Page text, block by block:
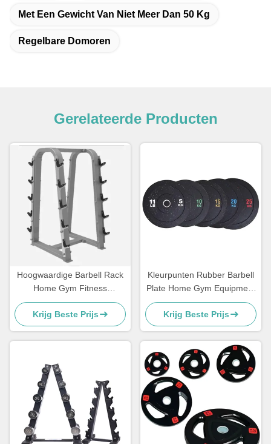
Met Een Gewicht Van Niet Meer Dan 50 Kg
Regelbare Domoren
Gerelateerde Producten
Hoogwaardige Barbell Rack
Home Gym Fitness
Equipment Oefening Spieren
Krijg Beste Prijs
Kleurpunten Rubber Barbell
Plate Home Gym Equipment
Bumper Gewichtsplaat
Krijg Beste Prijs